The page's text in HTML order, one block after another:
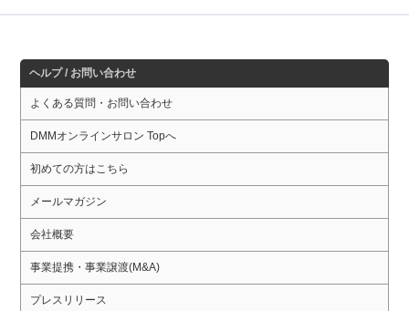
ヘルプ / お問い合わせ
よくある質問・お問い合わせ
DMMオンラインサロン Topへ
初めての方はこちら
メールマガジン
会社概要
事業提携・事業譲渡(M&A)
プレスリリース